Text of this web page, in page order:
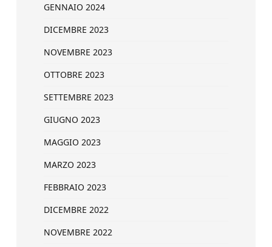
GENNAIO 2024
DICEMBRE 2023
NOVEMBRE 2023
OTTOBRE 2023
SETTEMBRE 2023
GIUGNO 2023
MAGGIO 2023
MARZO 2023
FEBBRAIO 2023
DICEMBRE 2022
NOVEMBRE 2022